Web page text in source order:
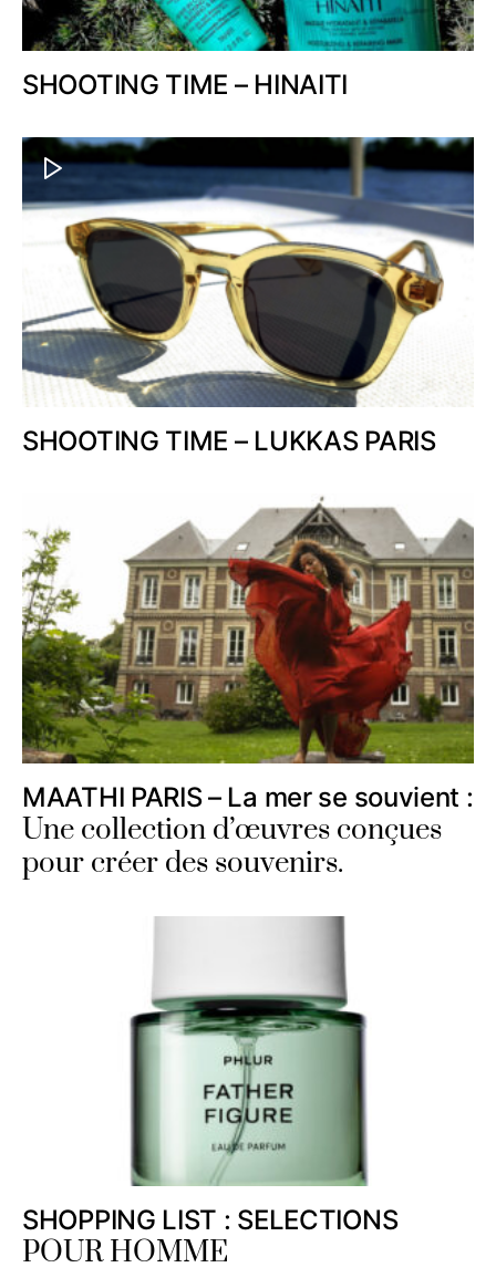
SHOOTING TIME – HINAITI
SHOOTING TIME – LUKKAS PARIS
MAATHI PARIS – La mer se souvient :
Une collection d’œuvres conçues
pour créer des souvenirs.
SHOPPING LIST : SELECTIONS
POUR HOMME